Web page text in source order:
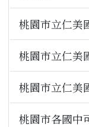
桃園市立仁美
桃園市立仁美
桃園市立仁美
桃園市各國中